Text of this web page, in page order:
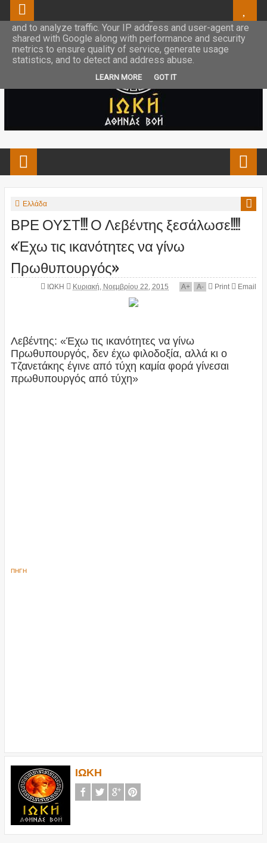
Ελλάδα
ΒΡΕ ΟΥΣΤ!!! Ο Λεβέντης ξεσάλωσε!!!!
«Έχω τις ικανότητες να γίνω
Πρωθυπουργός»
ΙΩΚΗ Κυριακή, Νοεμβρίου 22, 2015 A+ A- Print Email
Λεβέντης: «Έχω τις ικανότητες να γίνω
Πρωθυπουργός, δεν έχω φιλοδοξία, αλλά κι ο
Τζανετάκης έγινε από τύχη καμία φορά γίνεσαι
πρωθυπουργός από τύχη»
ΠΗΓΗ
ΙΩΚΗ
This site uses cookies from Google to deliver its services
and to analyze traffic. Your IP address and user-agent are
shared with Google along with performance and security
metrics to ensure quality of service, generate usage
statistics, and to detect and address abuse.
LEARN MORE GOT IT